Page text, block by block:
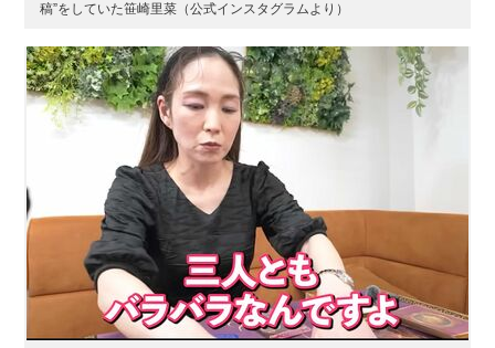
稿”をしていた笹崎里菜（公式インスタグラムより）